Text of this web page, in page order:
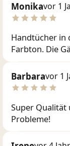
Monikavor 1
Handtücher in
Farbton. Die
Barbaravor 1
Super
Probleme!